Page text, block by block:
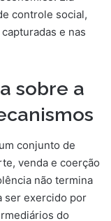
controle social,
e nas
sobre a
conjunto de
venda e coerção
não termina
ser exercido por
do